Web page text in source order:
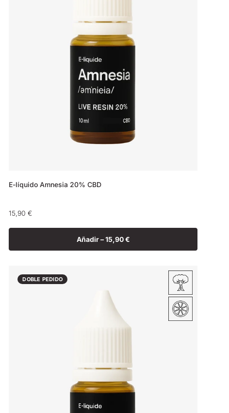
E-líquido Amnesia 20% CBD
Precio
15,90 €
Añadir –15,90 €
DOBLE PEDIDO